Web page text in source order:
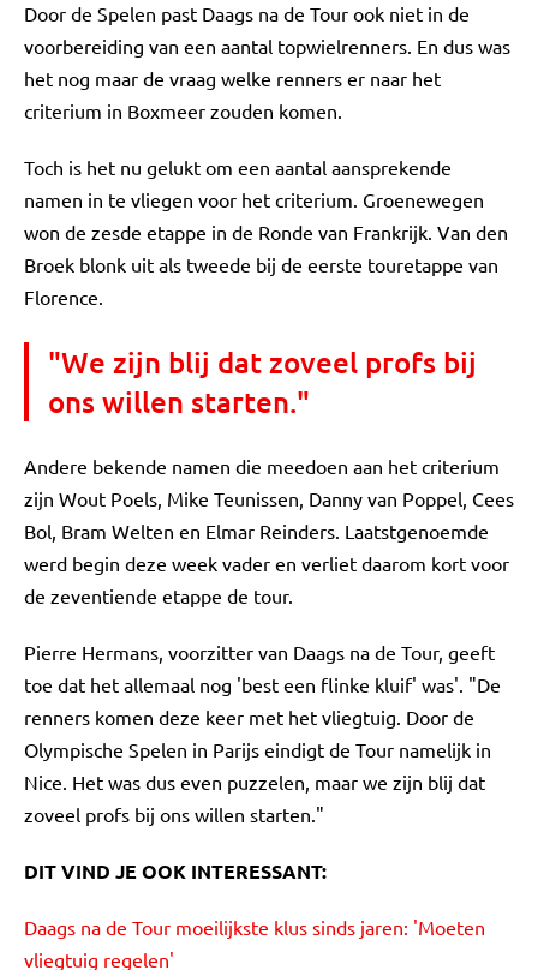
Door de Spelen past Daags na de Tour ook niet in de
voorbereiding van een aantal topwielrenners. En dus was
het nog maar de vraag welke renners er naar het
criterium in Boxmeer zouden komen.
Toch is het nu gelukt om een aantal aansprekende
namen in te vliegen voor het criterium. Groenewegen
won de zesde etappe in de Ronde van Frankrijk. Van den
Broek blonk uit als tweede bij de eerste touretappe van
Florence.
"We zijn blij dat zoveel profs bij
ons willen starten."
Andere bekende namen die meedoen aan het criterium
zijn Wout Poels, Mike Teunissen, Danny van Poppel, Cees
Bol, Bram Welten en Elmar Reinders. Laatstgenoemde
werd begin deze week vader en verliet daarom kort voor
de zeventiende etappe de tour.
Pierre Hermans, voorzitter van Daags na de Tour, geeft
toe dat het allemaal nog 'best een flinke kluif' was'. "De
renners komen deze keer met het vliegtuig. Door de
Olympische Spelen in Parijs eindigt de Tour namelijk in
Nice. Het was dus even puzzelen, maar we zijn blij dat
zoveel profs bij ons willen starten."
DIT VIND JE OOK INTERESSANT:
Daags na de Tour moeilijkste klus sinds jaren: 'Moeten
vliegtuig regelen'